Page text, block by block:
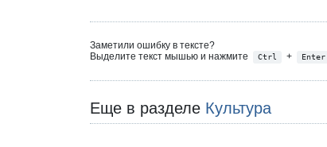
Заметили ошибку в тексте?
Выделите текст мышью и нажмите
Ctrl + Enter
Еще в разделе Культура